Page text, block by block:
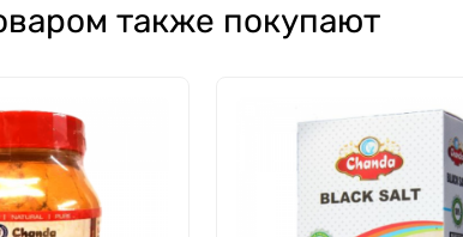
также покупают